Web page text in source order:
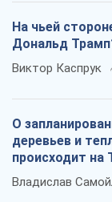
На чьей
Дональд
Виктор Каспрук
О
деревьев и
происходит на
Владислав